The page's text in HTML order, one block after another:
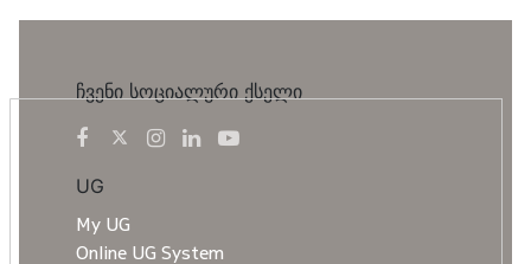
ჩვენი სოციალური ქსელი
UG
My UG
Online UG System